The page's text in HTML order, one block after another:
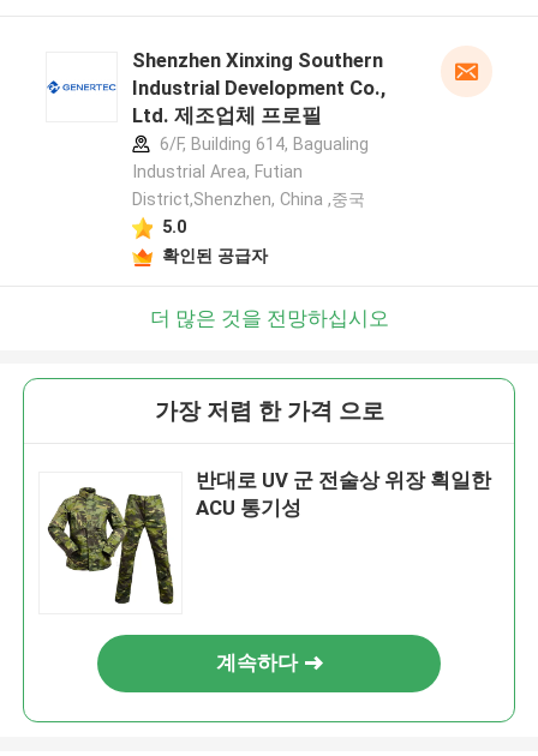
Shenzhen Xinxing Southern
Industrial Development Co.,
Ltd. 제조업체 프로필
6/F, Building 614, Bagualing
Industrial Area, Futian
District,Shenzhen, China ,중국
5.0
확인된 공급자
더 많은 것을 전망하십시오
가장 저렴 한 가격 으로
반대로 UV 군 전술상 위장 획일한
ACU 통기성
계속하다